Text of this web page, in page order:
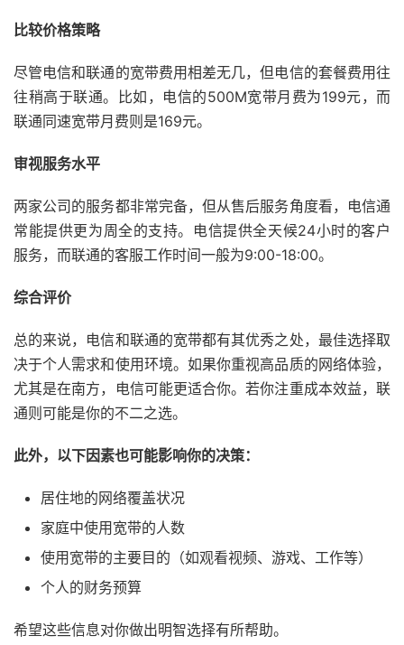
比较价格策略
尽管电信和联通的宽带费用相差无几，但电信的套餐费用往
往稍高于联通。比如，电信的500M宽带月费为199元，而
联通同速宽带月费则是169元。
审视服务水平
两家公司的服务都非常完备，但从售后服务角度看，电信通
常能提供更为周全的支持。电信提供全天候24小时的客户
服务，而联通的客服工作时间一般为9:00-18:00。
综合评价
总的来说，电信和联通的宽带都有其优秀之处，最佳选择取
决于个人需求和使用环境。如果你重视高品质的网络体验，
尤其是在南方，电信可能更适合你。若你注重成本效益，联
通则可能是你的不二之选。
此外，以下因素也可能影响你的决策：
居住地的网络覆盖状况
家庭中使用宽带的人数
使用宽带的主要目的（如观看视频、游戏、工作等）
个人的财务预算
希望这些信息对你做出明智选择有所帮助。